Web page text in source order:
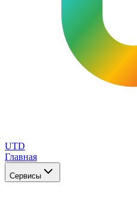
UTD
Главная
Сервисы